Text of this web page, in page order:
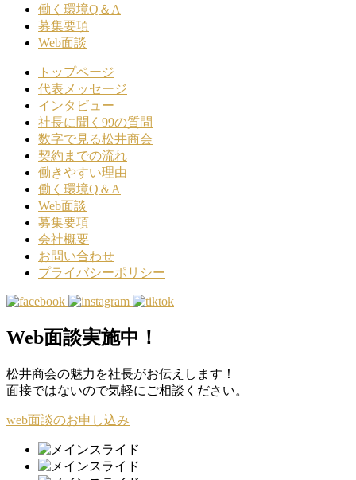
働く環境Q＆A
募集要項
Web面談
トップページ
代表メッセージ
インタビュー
社長に聞く99の質問
数字で見る松井商会
契約までの流れ
働きやすい理由
働く環境Q＆A
Web面談
募集要項
会社概要
お問い合わせ
プライバシーポリシー
Web面談実施中！
松井商会の魅力を社長がお伝えします！
面接ではないので気軽にご相談ください。
web面談のお申し込み